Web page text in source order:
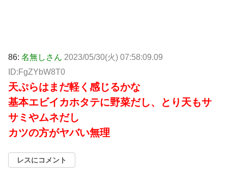
86: 名無しさん 2023/05/30(火) 07:58:09.09
ID:FgZYbW8T0
天ぷらはまだ軽く感じるかな
基本エビイカホタテに野菜だし、とり天もサ
サミやムネだし
カツの方がヤバい無理
レスにコメント